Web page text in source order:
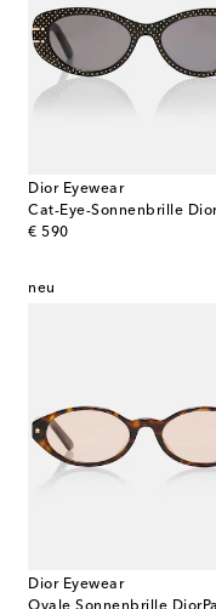
Dior Eyewear
€ 590
original price
neu
Dior Eyewear